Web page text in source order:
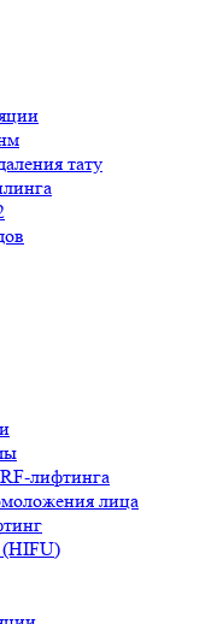
тату
лифтинга
лица
(HIFU)